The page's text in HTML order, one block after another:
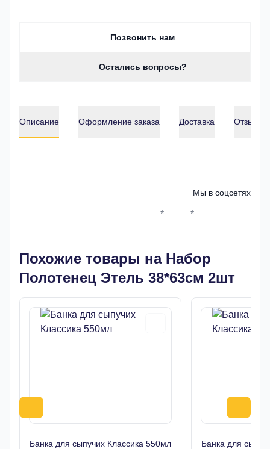
Позвонить нам
Остались вопросы?
Описание Оформление заказа Доставка Отзывы
Мы в соцсетях
* *
Похожие товары на Набор
Полотенец Этель 38*63см 2шт
Банка для сыпучих Классика 550мл Банка для